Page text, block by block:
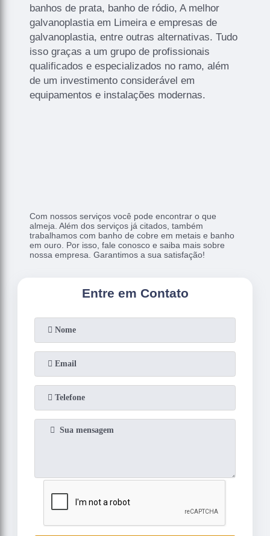
banhos de prata, banho de ródio, A melhor
galvanoplastia em Limeira e empresas de
galvanoplastia, entre outras alternativas. Tudo
isso graças a um grupo de profissionais
qualificados e especializados no ramo, além
de um investimento considerável em
equipamentos e instalações modernas.
Com nossos serviços você pode encontrar o que
almeja. Além dos serviços já citados, também
trabalhamos com banho de cobre em metais e banho
em ouro. Por isso, fale conosco e saiba mais sobre
nossa empresa. Garantimos a sua satisfação!
Entre em Contato